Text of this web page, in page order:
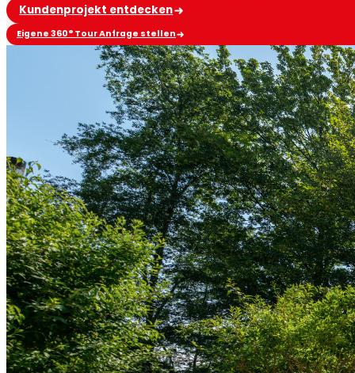
Kundenprojekt entdecken
Eigene 360° Tour Anfrage stellen